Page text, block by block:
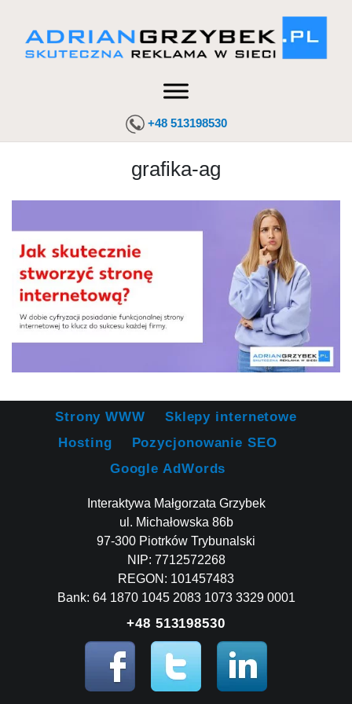
+48 513198530
grafika-ag
Strony WWW
Sklepy internetowe
Hosting
Pozycjonowanie SEO
Google AdWords
Interaktywa Małgorzata Grzybek
ul. Michałowska 86b
97-300 Piotrków Trybunalski
NIP: 7712572268
REGON: 101457483
Bank: 64 1870 1045 2083 1073 3329 0001
+48 513198530